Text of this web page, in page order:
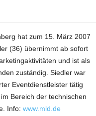
hat zum 15. März 2007
(36) übernimmt ab sofort
und ist als
zuständig. Siedler war
Eventdienstleister tätig
Bereich der technischen
Info: www.mld.de